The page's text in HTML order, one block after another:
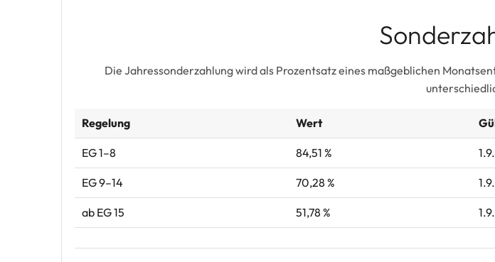
Die Jahressonderzahlung wird als Prozentsatz eines maßgeblichen
Regelung Wert
EG 1–8 84,51 %
EG 9–14 70,28 %
ab EG 15 51,78 %